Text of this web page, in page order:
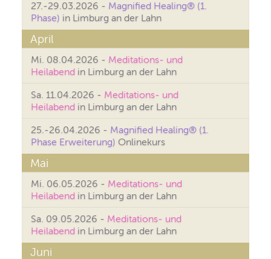
27.-29.03.2026 - Magnified Healing® (1.
Phase) in Limburg an der Lahn
April
Mi. 08.04.2026 - Meditations- und
Heilabend in Limburg an der Lahn
Sa. 11.04.2026 - Meditations- und
Heilabend in Limburg an der Lahn
25.-26.04.2026 - Magnified Healing® (1.
Phase Erweiterung) Onlinekurs
Mai
Mi. 06.05.2026 - Meditations- und
Heilabend in Limburg an der Lahn
Sa. 09.05.2026 - Meditations- und
Heilabend in Limburg an der Lahn
Juni